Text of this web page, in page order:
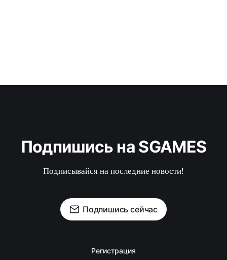
Подпишись на SGAMES
Подписывайся на последние новости!
Подпишись сейчас
Регистрация